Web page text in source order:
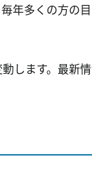
年多くの方の目
します。最新